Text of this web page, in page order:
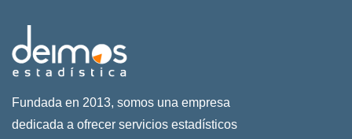
Fundada en 2013, somos una empresa
dedicada a ofrecer servicios estadísticos